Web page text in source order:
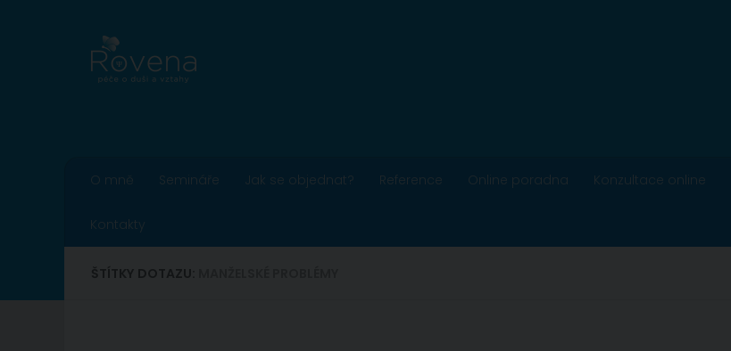
O mně Semináře Jak se objednat? Reference Online poradna Konzultace online
Kontakty